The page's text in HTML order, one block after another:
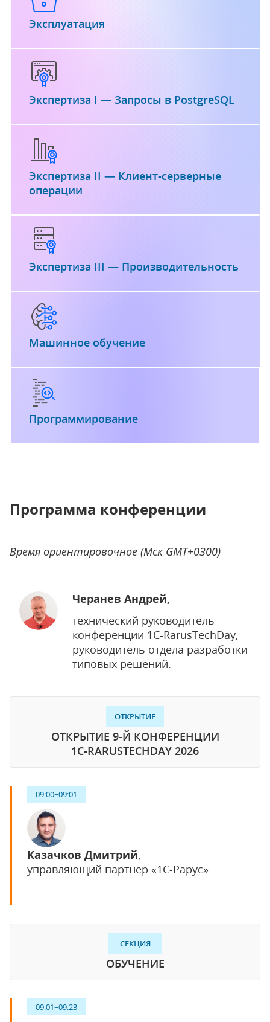
Эксплуатация
Экспертиза I — Запросы в PostgreSQL
Экспертиза II — Клиент-серверные
операции
Экспертиза III — Производительность
Машинное обучение
Программирование
Программа конференции
Время ориентировочное (Мск GMT+0300)
Черанев Андрей,
технический руководитель
конференции 1C‑RarusTechDay,
руководитель отдела разработки
типовых решений.
ОТКРЫТИЕ
ОТКРЫТИЕ 9-Й КОНФЕРЕНЦИИ
1C‑RARUSTECHDAY 2026
09:00−09:01
Казачков Дмитрий,
управляющий партнер «1С-Рарус»
СЕКЦИЯ
ОБУЧЕНИЕ
09:01−09:23